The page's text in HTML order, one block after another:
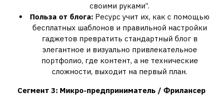
своими руками”.
Польза от блога:Ресурс учит их, как с помощью
бесплатных шаблонов и правильной настройки
гаджетов превратить стандартный блог в
элегантное и визуально привлекательное
портфолио, где контент, а не технические
сложности, выходит на первый план.
Сегмент 3: Микро-предприниматель / Фрилансер